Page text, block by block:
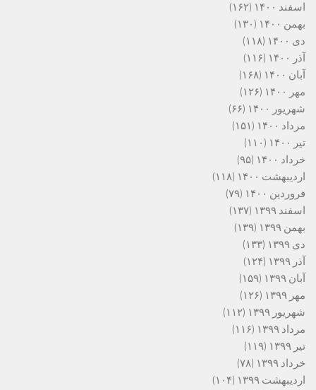
اسفند ۱۴۰۰
(۱۶۲)
بهمن ۱۴۰۰
(۱۳۰)
دی ۱۴۰۰
(۱۱۸)
آذر ۱۴۰۰
(۱۱۶)
آبان ۱۴۰۰
(۱۶۸)
مهر ۱۴۰۰
(۱۲۶)
شهریور ۱۴۰۰
(۶۶)
مرداد ۱۴۰۰
(۱۵۱)
تیر ۱۴۰۰
(۱۱۰)
خرداد ۱۴۰۰
(۹۵)
اردیبهشت ۱۴۰۰
(۱۱۸)
فروردین ۱۴۰۰
(۷۹)
اسفند ۱۳۹۹
(۱۳۷)
بهمن ۱۳۹۹
(۱۳۹)
دی ۱۳۹۹
(۱۳۳)
آذر ۱۳۹۹
(۱۲۴)
آبان ۱۳۹۹
(۱۵۹)
مهر ۱۳۹۹
(۱۲۶)
شهریور ۱۳۹۹
(۱۱۲)
مرداد ۱۳۹۹
(۱۱۶)
تیر ۱۳۹۹
(۱۱۹)
خرداد ۱۳۹۹
(۷۸)
اردیبهشت ۱۳۹۹
(۱۰۴)